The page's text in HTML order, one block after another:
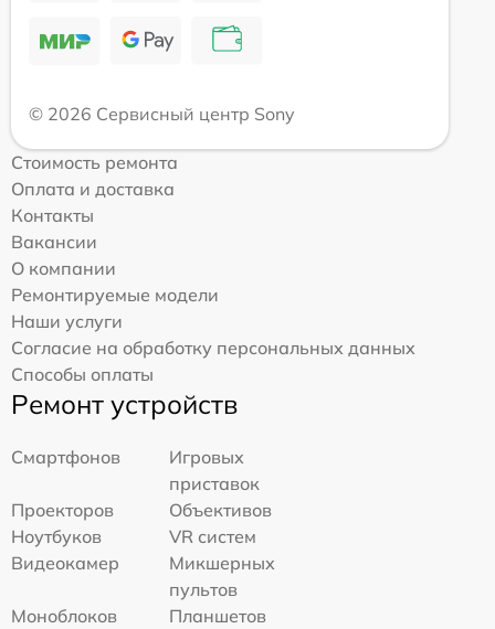
© 2026 Сервисный центр Sony
Стоимость ремонта
Оплата и доставка
Контакты
Вакансии
О компании
Ремонтируемые модели
Наши услуги
Согласие на обработку персональных данных
Способы оплаты
Ремонт устройств
Смартфонов
Игровых
приставок
Проекторов
Объективов
Ноутбуков
VR систем
Видеокамер
Микшерных
пультов
Моноблоков
Планшетов